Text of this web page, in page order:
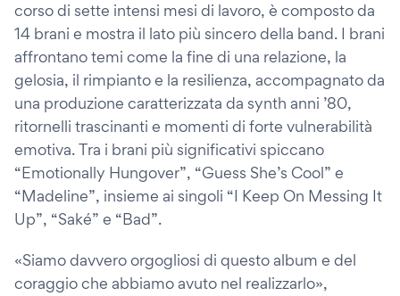
corso di sette intensi mesi di lavoro, è composto da
14 brani e mostra il lato più sincero della band. I brani
affrontano temi come la fine di una relazione, la
gelosia, il rimpianto e la resilienza, accompagnato da
una produzione caratterizzata da synth anni ’80,
ritornelli trascinanti e momenti di forte vulnerabilità
emotiva. Tra i brani più significativi spiccano
“Emotionally Hungover”, “Guess She’s Cool” e
“Madeline”, insieme ai singoli “I Keep On Messing It
Up”, “Saké” e “Bad”.
«Siamo davvero orgogliosi di questo album e del
coraggio che abbiamo avuto nel realizzarlo»,